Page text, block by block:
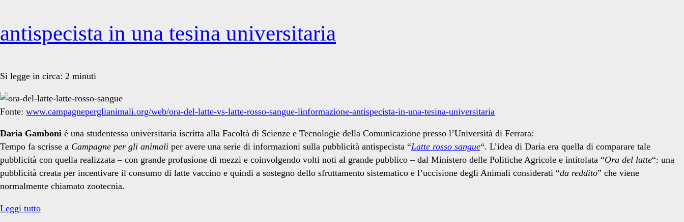
<span>live
antispecista in una tesina universitaria
Si legge in circa: 2 minuti
Fonte: www.campagneperglianimali.org/web/ora-del-latte-vs-latte-rosso-sangue-linformazione-antispecista-in-una-tesina-universitaria
Daria Gamboni è una studentessa universitaria iscritta alla Facoltà di Scienze e Tecnologie della Comunicazione presso l’Università di Ferrara:
Tempo fa scrisse a Campagne per gli animali per avere una serie di informazioni sulla pubblicità antispecista “Latte rosso sangue“. L’idea di Daria era quella di comparare tale
pubblicità con quella realizzata – con grande profusione di mezzi e coinvolgendo volti noti al grande pubblico – dal Ministero delle Politiche Agricole e intitolata “Ora del latte“: una
pubblicità creata per incentivare il consumo di latte vaccino e quindi a sostegno dello sfruttamento sistematico e l’uccisione degli Animali considerati “da reddito” che viene
normalmente chiamato zootecnia.
Leggi tutto“ORA